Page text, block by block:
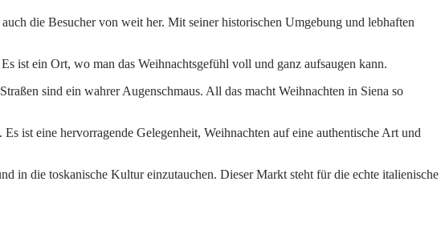
die Besucher von weit her. Mit seiner historischen Umgebung und lebhaften
ist ein Ort, wo man das Weihnachtsgefühl voll und ganz aufsaugen kann.
sind ein wahrer Augenschmaus. All das macht Weihnachten in Siena so
ist eine hervorragende Gelegenheit, Weihnachten auf eine authentische Art und
in die toskanische Kultur einzutauchen. Dieser Markt steht für die echte italienische